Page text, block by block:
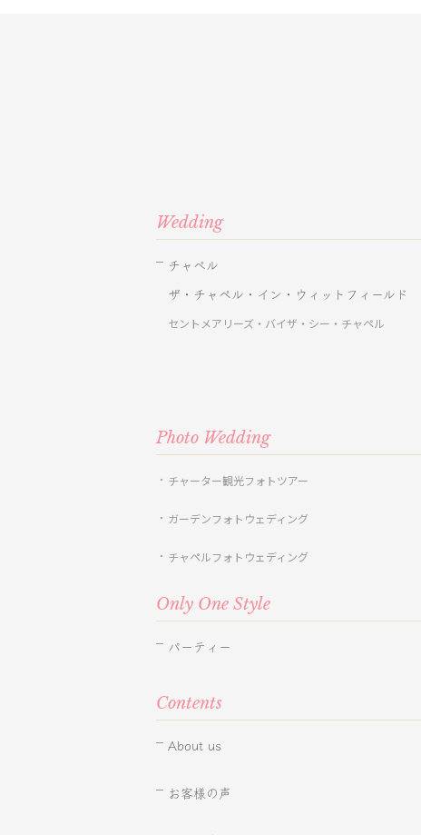
Wedding
チャペル
ザ・チャペル・イン・ウィットフィールド
セントメアリーズ・バイザ・シー・チャペル
Photo Wedding
チャーター観光フォトツアー
ガーデンフォトウェディング
チャペルフォトウェディング
Only One Style
パーティー
Contents
About us
お客様の声